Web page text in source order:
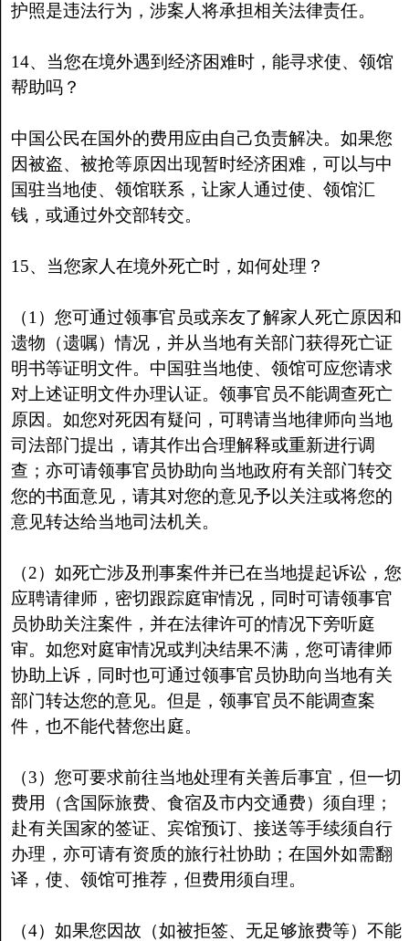
护照是违法行为，涉案人将承担相关法律责任。
14、当您在境外遇到经济困难时，能寻求使、领馆
帮助吗？
中国公民在国外的费用应由自己负责解决。如果您
因被盗、被抢等原因出现暂时经济困难，可以与中
国驻当地使、领馆联系，让家人通过使、领馆汇
钱，或通过外交部转交。
15、当您家人在境外死亡时，如何处理？
（1）您可通过领事官员或亲友了解家人死亡原因和
遗物（遗嘱）情况，并从当地有关部门获得死亡证
明书等证明文件。中国驻当地使、领馆可应您请求
对上述证明文件办理认证。领事官员不能调查死亡
原因。如您对死因有疑问，可聘请当地律师向当地
司法部门提出，请其作出合理解释或重新进行调
查；亦可请领事官员协助向当地政府有关部门转交
您的书面意见，请其对您的意见予以关注或将您的
意见转达给当地司法机关。
（2）如死亡涉及刑事案件并已在当地提起诉讼，您
应聘请律师，密切跟踪庭审情况，同时可请领事官
员协助关注案件，并在法律许可的情况下旁听庭
审。如您对庭审情况或判决结果不满，您可请律师
协助上诉，同时也可通过领事官员协助向当地有关
部门转达您的意见。但是，领事官员不能调查案
件，也不能代替您出庭。
（3）您可要求前往当地处理有关善后事宜，但一切
费用（含国际旅费、食宿及市内交通费）须自理；
赴有关国家的签证、宾馆预订、接送等手续须自行
办理，亦可请有资质的旅行社协助；在国外如需翻
译，使、领馆可推荐，但费用须自理。
（4）如果您因故（如被拒签、无足够旅费等）不能